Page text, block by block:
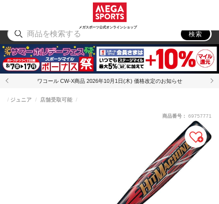
メガスポーツ公式オンラインショップ
アウトドア
検索
ワコール CW-X商品 2026年10月1日(木) 価格改定のお知らせ
ジュニア 店舗受取可能
商品番号： 69757771